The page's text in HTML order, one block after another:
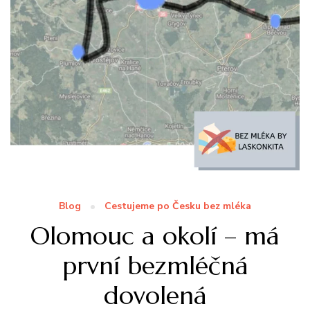
Blog Cestujeme po Česku bez mléka
Olomouc a okolí – má
první bezmléčná
dovolená